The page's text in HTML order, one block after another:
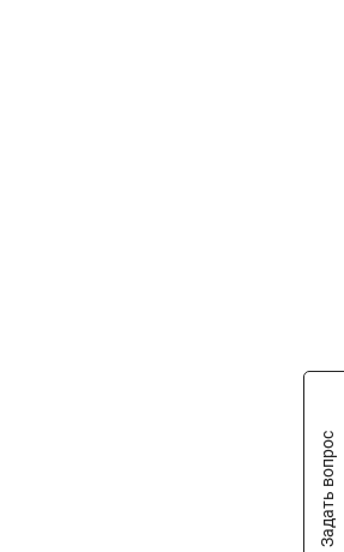
Задать вопрос